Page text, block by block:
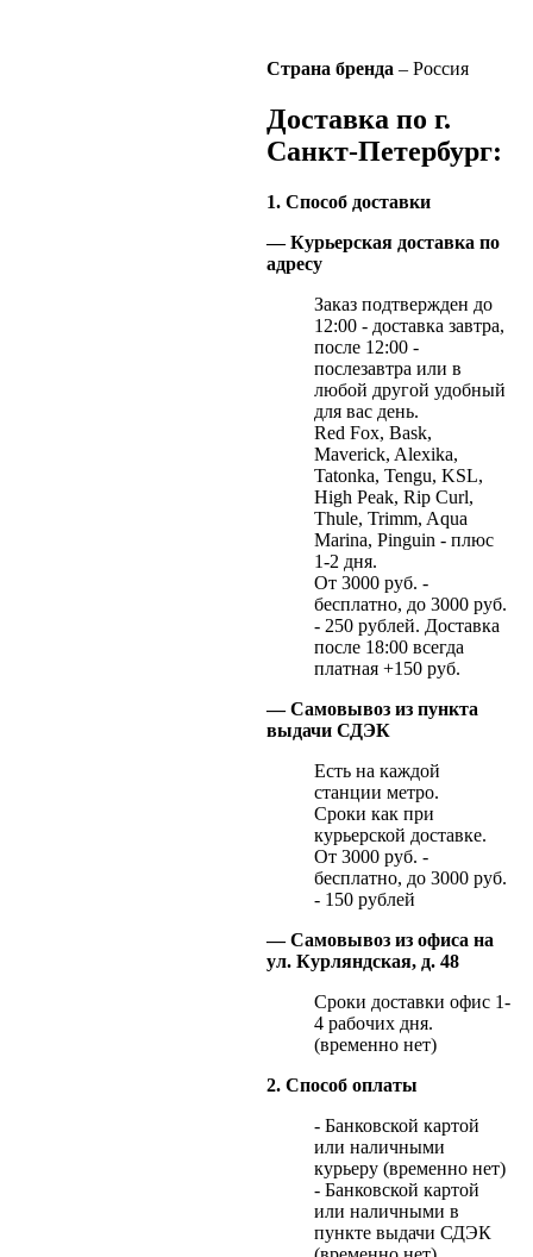
Страна бренда – Россия
Доставка по г.
Санкт-Петербург:
1. Способ доставки
— Курьерская доставка по
адресу
Заказ подтвержден до
12:00 - доставка завтра,
после 12:00 -
послезавтра или в
любой другой удобный
для вас день.
Red Fox, Bask,
Maverick, Alexika,
Tatonka, Tengu, KSL,
High Peak, Rip Curl,
Thule, Trimm, Aqua
Marina, Pinguin - плюс
1-2 дня.
От 3000 руб. -
бесплатно, до 3000 руб.
- 250 рублей. Доставка
после 18:00 всегда
платная +150 руб.
— Самовывоз из пункта
выдачи СДЭК
Есть на каждой
станции метро.
Сроки как при
курьерской доставке.
От 3000 руб. -
бесплатно, до 3000 руб.
- 150 рублей
— Самовывоз из офиса на
ул. Курляндская, д. 48
Сроки доставки офис 1-
4 рабочих дня.
(временно нет)
2. Способ оплаты
- Банковской картой
или наличными
курьеру (временно нет)
- Банковской картой
или наличными в
пункте выдачи СДЭК